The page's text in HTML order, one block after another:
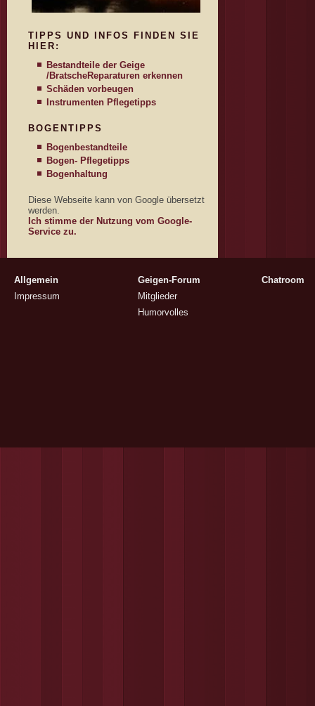
TIPPS UND INFOS FINDEN SIE
HIER:
Bestandteile der Geige
/BratscheReparaturen erkennen
Schäden vorbeugen
Instrumenten Pflegetipps
BOGENTIPPS
Bogenbestandteile
Bogen- Pflegetipps
Bogenhaltung
Diese Webseite kann von Google übersetzt
werden.
Ich stimme der Nutzung vom Google-
Service zu.
Allgemein
Impressum
Geigen-Forum
Mitglieder
Humorvolles
Chatroom